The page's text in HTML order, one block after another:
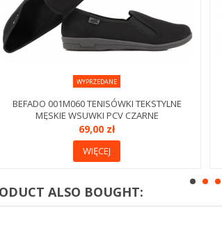
WYPRZEDANE
BEFADO 001M060 TENISÓWKI TEKSTYLNE
MĘSKIE WSUWKI PCV CZARNE
69,00 zł
WIĘCEJ
ALSO BOUGHT: